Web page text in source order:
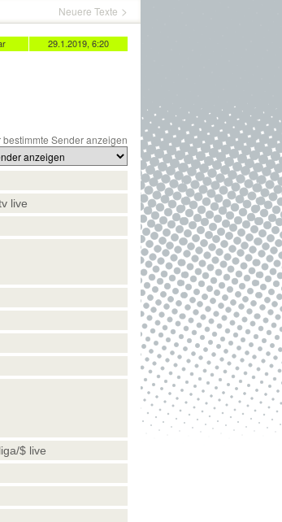
Neuere Texte
29.1.2019, 6:20
bestimmte Sender anzeigen
live
$ live